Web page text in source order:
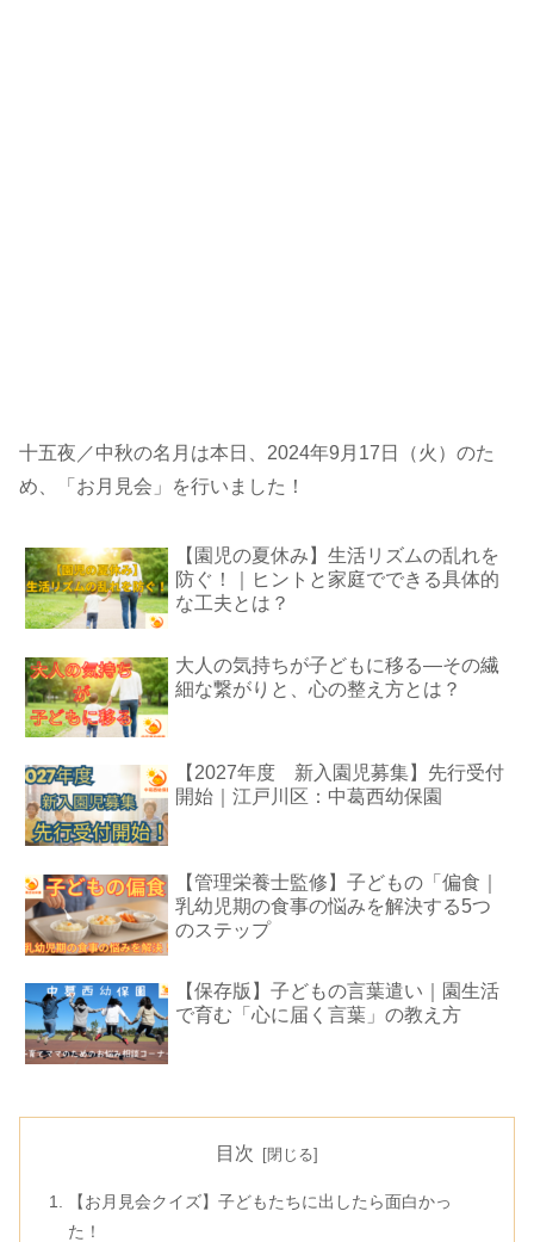
十五夜／中秋の名月は本日、2024年9月17日（火）のた
め、「お月見会」を行いました！
【園児の夏休み】生活リズムの乱れを
防ぐ！｜ヒントと家庭でできる具体的
な工夫とは？
大人の気持ちが子どもに移る―その繊
細な繋がりと、心の整え方とは？
【2027年度 新入園児募集】先行受付
開始｜江戸川区：中葛西幼保園
【管理栄養士監修】子どもの「偏食｜
乳幼児期の食事の悩みを解決する5つ
のステップ
【保存版】子どもの言葉遣い｜園生活
で育む「心に届く言葉」の教え方
目次
【お月見会クイズ】子どもたちに出したら面白かっ
た！